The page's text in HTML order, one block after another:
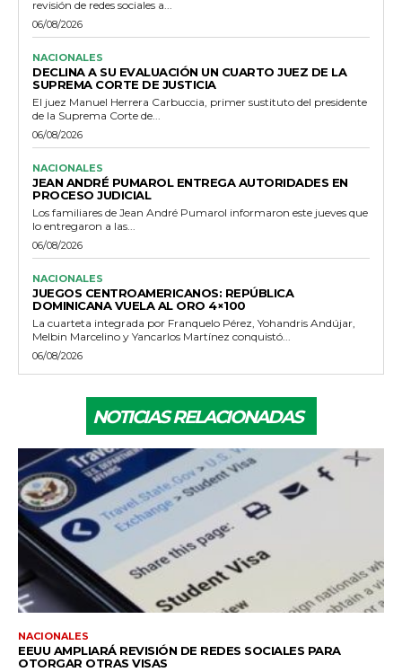
revisión de redes sociales a...
06/08/2026
NACIONALES
DECLINA A SU EVALUACIÓN UN CUARTO JUEZ DE LA
SUPREMA CORTE DE JUSTICIA
El juez Manuel Herrera Carbuccia, primer sustituto del presidente
de la Suprema Corte de...
06/08/2026
NACIONALES
JEAN ANDRÉ PUMAROL ENTREGA AUTORIDADES EN
PROCESO JUDICIAL
Los familiares de Jean André Pumarol informaron este jueves que
lo entregaron a las...
06/08/2026
NACIONALES
JUEGOS CENTROAMERICANOS: REPÚBLICA
DOMINICANA VUELA AL ORO 4×100
La cuarteta integrada por Franquelo Pérez, Yohandris Andújar,
Melbin Marcelino y Yancarlos Martínez conquistó...
06/08/2026
NOTICIAS RELACIONADAS
NACIONALES
EEUU AMPLIARÁ REVISIÓN DE REDES SOCIALES PARA
OTORGAR OTRAS VISAS